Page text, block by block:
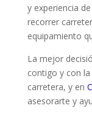
y experiencia
recorrer
equipamiento
La mejor
contigo y con
carretera, y en
asesorarte y